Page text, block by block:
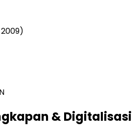
& Digitalisasi